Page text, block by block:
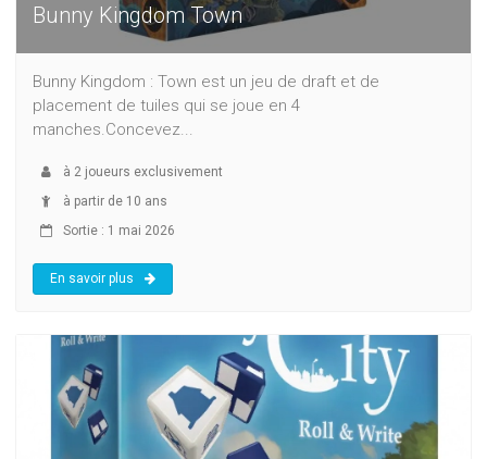
Bunny Kingdom Town
Bunny Kingdom : Town est un jeu de draft et de
placement de tuiles qui se joue en 4
manches.Concevez...
à 2 joueurs exclusivement
à partir de 10 ans
Sortie : 1 mai 2026
En savoir plus